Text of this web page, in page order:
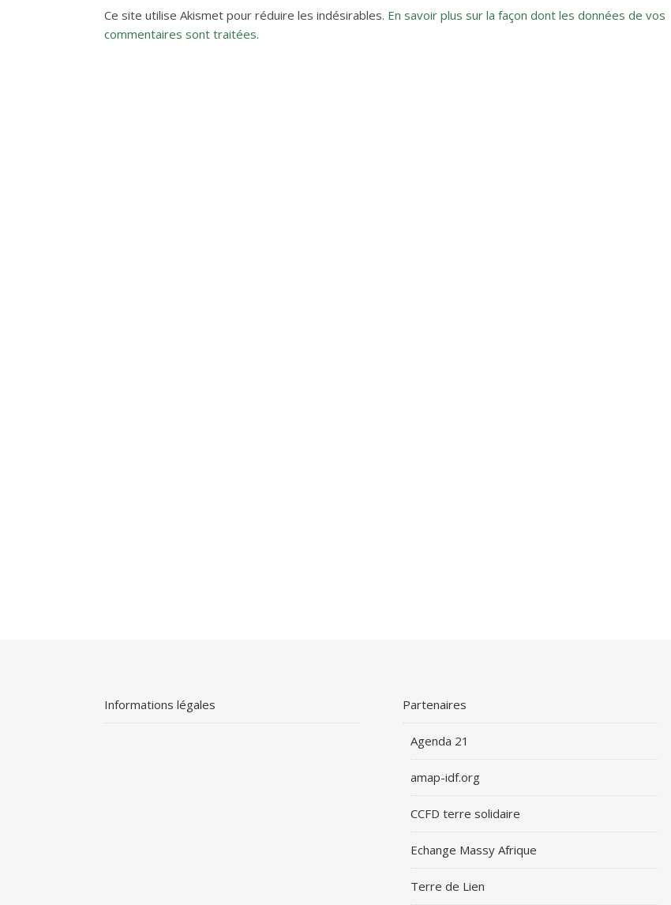
Ce site utilise Akismet pour réduire les indésirables. En savoir plus sur la façon dont les données de vos
commentaires sont traitées.
Informations légales Partenaires
Agenda 21
amap-idf.org
CCFD terre solidaire
Echange Massy Afrique
Terre de Lien